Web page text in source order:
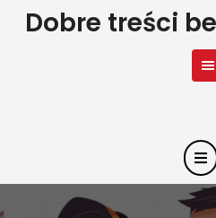
SkipDobre treści